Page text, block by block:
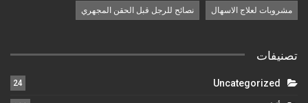
مشروبات لعلاج الاسهال نصائح للرجل قبل الحقن المجهري
تصنيفات
Uncategorized
24